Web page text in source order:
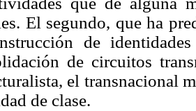
El segundo, que ha
de
de circuitos
el transnacional
de clase.